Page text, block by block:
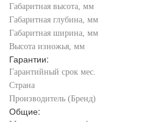
Габаритная высота, мм
Габаритная глубина, мм
Габаритная ширина, мм
Высота изножья, мм
Гарантии:
Гарантийный срок мес.
Страна
Производитель (Бренд)
Общие: